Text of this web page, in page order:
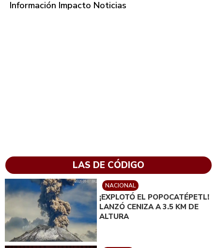
Información Impacto Noticias
LAS DE CÓDIGO
NACIONAL
¡EXPLOTÓ EL POPOCATÉPETL!
LANZÓ CENIZA A 3.5 KM DE
ALTURA